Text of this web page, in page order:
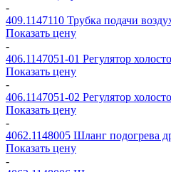
-
409.1147110 Трубка подачи
Показать цену
-
406.1147051-01 Регулятор
Показать цену
-
406.1147051-02 Регулятор
Показать цену
-
4062.1148005 Шланг подогрева
Показать цену
-